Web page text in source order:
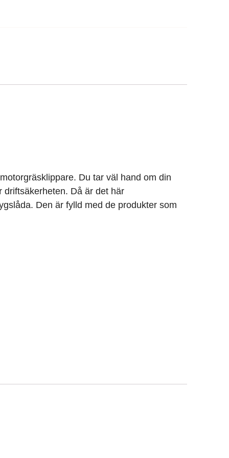
Du tar väl hand om din
driftsäkerheten. Då är det här
Den är fylld med de produkter som